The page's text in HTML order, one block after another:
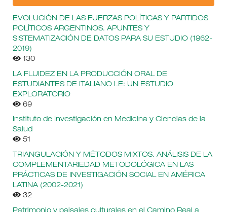
EVOLUCIÓN DE LAS FUERZAS POLÍTICAS Y PARTIDOS
POLÍTICOS ARGENTINOS. APUNTES Y
SISTEMATIZACIÓN DE DATOS PARA SU ESTUDIO (1862-
2019)
130
LA FLUIDEZ EN LA PRODUCCIÓN ORAL DE
ESTUDIANTES DE ITALIANO LE: UN ESTUDIO
EXPLORATORIO
69
Instituto de Investigación en Medicina y Ciencias de la
Salud
51
TRIANGULACIÓN Y MÉTODOS MIXTOS. ANÁLISIS DE LA
COMPLEMENTARIEDAD METODOLÓGICA EN LAS
PRÁCTICAS DE INVESTIGACIÓN SOCIAL EN AMÉRICA
LATINA (2002-2021)
32